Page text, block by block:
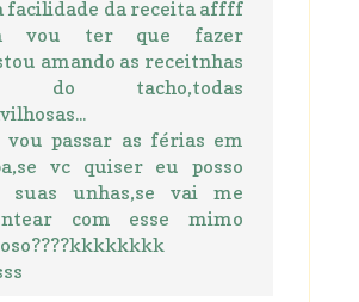
facilidade da receita affff
vou ter que fazer
amando as receitnhas
do tacho,todas
vou passar as férias em
vc quiser eu posso
suas unhas,se vai me
com esse mimo